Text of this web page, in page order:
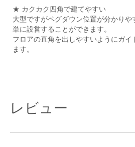
★ カクカク四角で建てやすい
大型ですがペグダウン位置が分かりや
単に設営することができます。
フロアの直角を出しやすいようにガイ
ます。
レビュー